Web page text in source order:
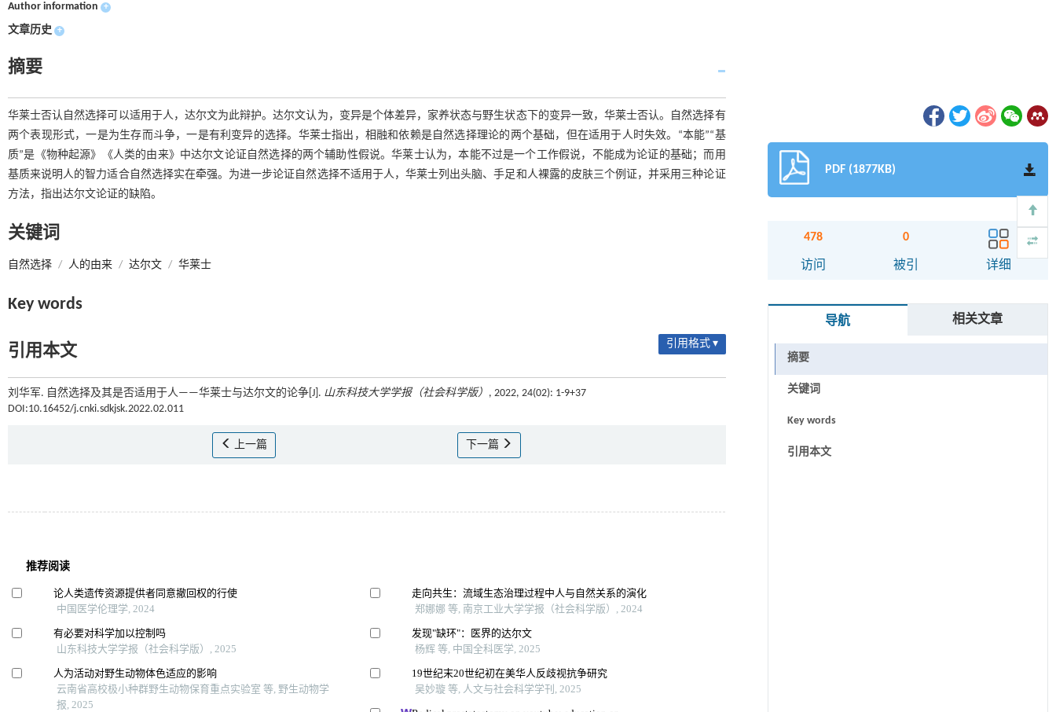
Author information +
文章历史 +
摘要
华莱士否认自然选择可以适用于人，达尔文为此辩护。达尔文认为，变异是个体差异，家养状态与野生状态下的变异一致，华莱士否认。自然选择有
两个表现形式，一是为生存而斗争，一是有利变异的选择。华莱士指出，相融和依赖是自然选择理论的两个基础，但在适用于人时失效。“本能”“基
质”是《物种起源》《人类的由来》中达尔文论证自然选择的两个辅助性假说。华莱士认为，本能不过是一个工作假说，不能成为论证的基础；而用
基质来说明人的智力适合自然选择实在牵强。为进一步论证自然选择不适用于人，华莱士列出头脑、手足和人裸露的皮肤三个例证，并采用三种论证
方法，指出达尔文论证的缺陷。
关键词
自然选择 / 人的由来 / 达尔文 / 华莱士
Key words
引用本文 引用格式 ▾
刘华军. 自然选择及其是否适用于人——华莱士与达尔文的论争[J]. 山东科技大学学报（社会科学版） , 2022, 24(02): 1-9+37
DOI:10.16452/j.cnki.sdkjsk.2022.02.011
上一篇 下一篇
PDF (1877KB)
478
访问
0
被引 详细
导航 相关文章
摘要
关键词
Key words
引用本文